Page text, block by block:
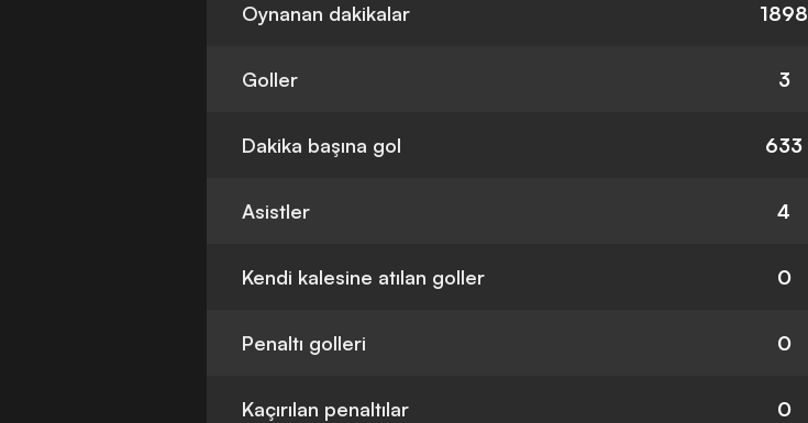
Oynanan dakikalar 1898
Goller 3
Dakika başına gol 633
Asistler 4
Kendi kalesine atılan goller 0
Penaltı golleri 0
Kaçırılan penaltılar 0